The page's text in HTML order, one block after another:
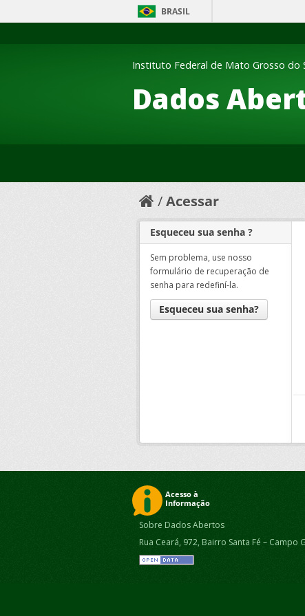
BRASIL
Dados
Instituto Federal de Mato Grosso do
Acessar
Esqueceu sua senha ?
Sem problema, use nosso
formulário de recuperação de
senha para redefiní-la.
Esqueceu sua senha?
Sobre Dados Abertos
Rua Ceará, 972, Bairro Santa Fé – Campo